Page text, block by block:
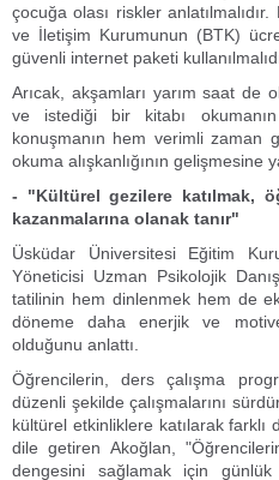
çocuğa olası riskler
ve İletişim Kurumunun (BTK)
güvenli internet paketi
Arıcak, akşamları yarım saat de
ve istediği bir kitabı
konuşmanın hem verimli zaman
okuma alışkanlığının gelişmesine
- "Kültürel gezilere katılmak,
kazanmalarına olanak tanır"
Üsküdar Üniversitesi Eğitim
Yöneticisi Uzman Psikolojik
tatilinin hem dinlenmek hem de
döneme daha enerjik ve
olduğunu anlattı.
Öğrencilerin, ders çalışma
düzenli şekilde çalışmalarını
kültürel etkinliklere katılarak
dile getiren Akoğlan,
dengesini sağlamak için günlük